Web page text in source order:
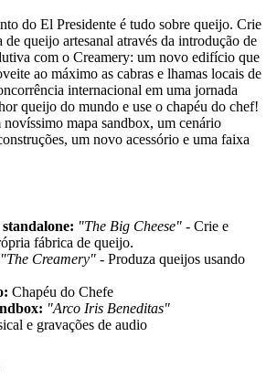
do El Presidente é tudo sobre queijo. Crie
de queijo artesanal através da introdução de
com o Creamery: um novo edifício que
ao máximo as cabras e lhamas locais de
internacional em uma jornada
queijo do mundo e use o chapéu do chef!
mapa sandbox, um cenário
um novo acessório e uma faixa
"The Big Cheese" - Crie e
fábrica de queijo.
"The Creamery" - Produza queijos usando
Chapéu do Chefe
"Arco Iris Beneditas"
e gravações de audio